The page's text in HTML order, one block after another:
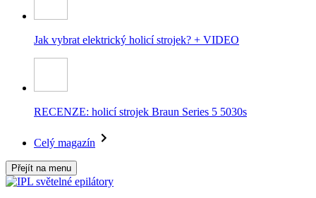
Jak vybrat elektrický holicí strojek? + VIDEO
RECENZE: holicí strojek Braun Series 5 5030s
Celý magazín
Přejít na menu